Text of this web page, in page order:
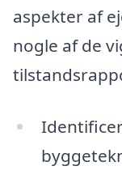
aspekter af
nogle af de